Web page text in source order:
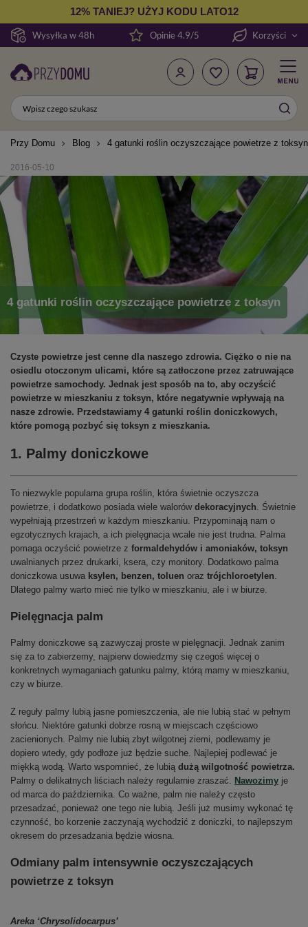
Wysyłka w 48h
12% TANIEJ? UŻYJ KODU LATO12
Opinie 4.9/5 Korzyści
Przy Domu Blog 4 gatunki roślin oczyszczające powietrze z toksyn
2016-05-10
4 gatunki roślin oczyszczające powietrze z toksyn
Czyste powietrze jest cenne dla naszego zdrowia. Ciężko o nie na
osiedlu otoczonym ulicami, które są zatłoczone przez zatruwające
powietrze samochody. Jednak jest sposób na to, aby oczyścić
powietrze w mieszkaniu z toksyn, które negatywnie wpływają na
nasze zdrowie. Przedstawiamy 4 gatunki roślin doniczkowych,
które pomogą pozbyć się toksyn z mieszkania.
1. Palmy doniczkowe
To niezwykle popularna grupa roślin, która świetnie oczyszcza
powietrze, i dodatkowo posiada wiele walorów dekoracyjnych . Świetnie
wypełniają przestrzeń w każdym mieszkaniu. Przypominają nam o
egzotycznych krajach, a ich pielęgnacja wcale nie jest trudna. Palma
pomaga oczyścić powietrze z formaldehydów i amoniaków, toksyn
uwalnianych przez drukarki, ksera, czy monitory. Dodatkowo palma
doniczkowa usuwa ksylen, benzen, toluen oraz trójchloroetylen
Dlatego palmy warto mieć nie tylko w mieszkaniu, ale i w biurze.
Pielęgnacja palm
Palmy doniczkowe są zazwyczaj proste w pielęgnacji. Jednak zanim
się za to zabierzemy, najpierw dowiedzmy się czegoś więcej o
konkretnych wymaganiach gatunku palmy, którą mamy w mieszkaniu,
czy w biurze.
Z reguły palmy lubią jasne pomieszczenia, ale nie lubią stać w pełnym
słońcu. Niektóre gatunki dobrze rosną w miejscach częściowo
zacienionych. Palmy nie lubią zbyt wilgotnej ziemi, podlewamy je
dopiero wtedy, gdy podłoże już będzie suche. Najlepiej podlewać je
miękką wodą. Warto wspomnieć, że lubią dużą wilgotność powietrza.
Palmy o delikatnych liściach należy regularnie zraszać. Nawozimy je
od marca do października. Co ważne, palm nie należy często
przesadzać, ponieważ one tego nie lubią. Jeśli już musimy wykonać tę
czynność, bo korzenie zaczynają wychodzić z doniczki, to najlepszym
okresem do przesadzania będzie wiosna.
Odmiany palm intensywnie oczyszczających
powietrze z toksyn
Areka ‘Chrysolidocarpus’